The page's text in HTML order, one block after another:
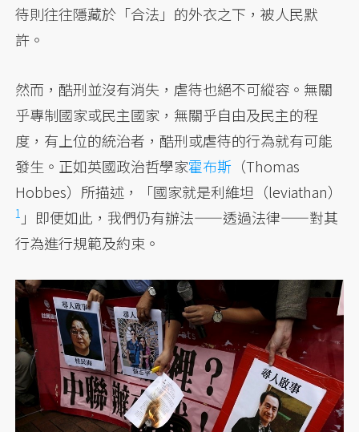
待則往往隱藏於「合法」的外衣之下，被人民默
許。
然而，酷刑並沒有消失，虐待也絕不可縱容。無關
乎專制國家或民主國家，無關乎自由及民主的程
度，有上位的統治者，酷刑或虐待的行為就有可能
發生。正如英國政治哲學家霍布斯 （Thomas
Hobbes）所描述，「國家就是利維坦（leviathan）
1 」即便如此，我們仍有辦法——透過法律——對其
行為進行規範及約束。